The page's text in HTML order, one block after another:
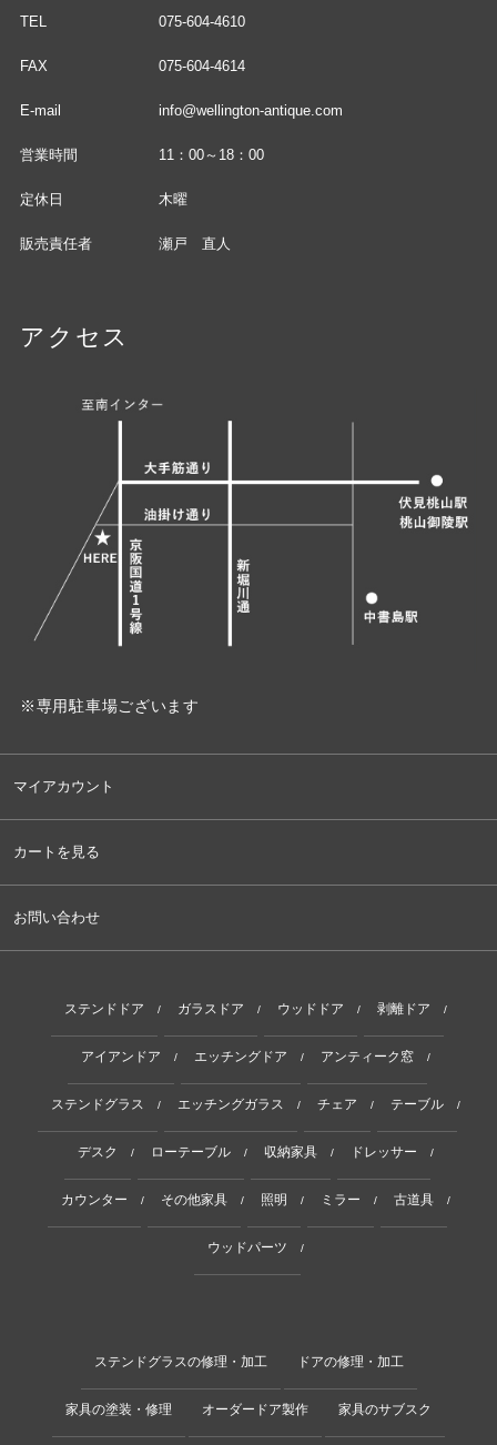
TEL 075-604-4610
FAX 075-604-4614
E-mail info@wellington-antique.com
営業時間 11：00～18：00
定休日 木曜
販売責任者 瀬戸 直人
アクセス
※専用駐車場ございます
マイアカウント
カートを見る
お問い合わせ
ステンドドア / ガラスドア / ウッドドア / 剥離ドア /
アイアンドア / エッチングドア / アンティーク窓 /
ステンドグラス / エッチングガラス / チェア / テーブル /
デスク / ローテーブル / 収納家具 / ドレッサー /
カウンター / その他家具 / 照明 / ミラー / 古道具 /
ウッドパーツ /
ステンドグラスの修理・加工 ドアの修理・加工
家具の塗装・修理 オーダードア製作 家具のサブスク